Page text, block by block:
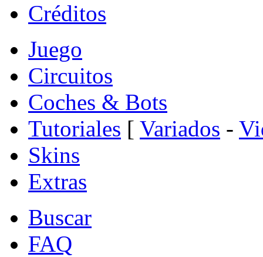
Créditos
Juego
Circuitos
Coches & Bots
Tutoriales [ Variados -
Skins
Extras
Buscar
FAQ